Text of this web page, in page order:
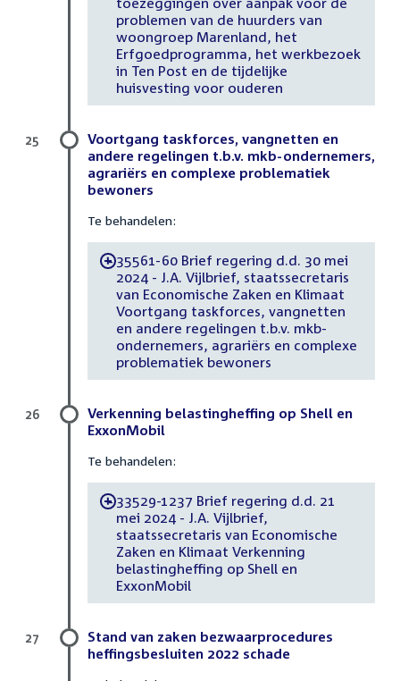
problemen van de huurders van
woongroep Marenland, het
Erfgoedprogramma, het werkbezoek
in Ten Post en de tijdelijke
huisvesting voor ouderen
Voortgang taskforces, vangnetten en
andere regelingen t.b.v. mkb-ondernemers,
agrariërs en complexe problematiek
bewoners
Te behandelen:
-35561-60 Brief regering d.d. 30 mei
2024 - J.A. Vijlbrief, staatssecretaris
van Economische Zaken en Klimaat
Voortgang taskforces, vangnetten
en andere regelingen t.b.v. mkb-
ondernemers, agrariërs en complexe
problematiek bewoners
25
Verkenning belastingheffing op Shell en
ExxonMobil
Te behandelen:
-33529-1237 Brief regering d.d. 21
mei 2024 - J.A. Vijlbrief,
staatssecretaris van Economische
Zaken en Klimaat Verkenning
belastingheffing op Shell en
ExxonMobil
26
Stand van zaken bezwaarprocedures
heffingsbesluiten 2022 schade
27